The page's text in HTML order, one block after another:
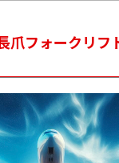
爪フォークリ